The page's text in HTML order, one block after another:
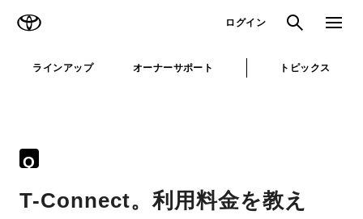
ログイン 検索 メニュ
ラインアップ オーナーサポート トピックス
Q
T-Connect。利用料金を教え